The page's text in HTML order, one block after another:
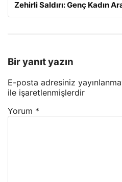
Zehirli Saldırı: Genç Kadın
Bir yanıt yazın
E-posta adresiniz
ile işaretlenmişlerdir
Yorum *